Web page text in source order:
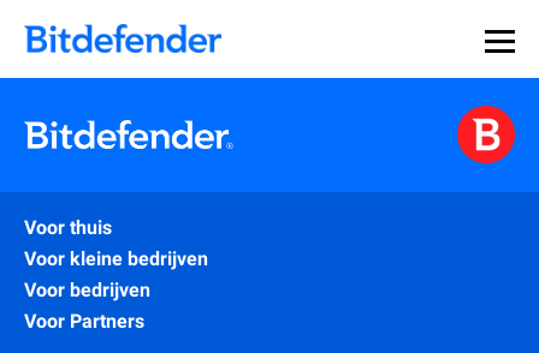
Voor thuis
Voor kleine bedrijven
Voor bedrijven
Voor Partners